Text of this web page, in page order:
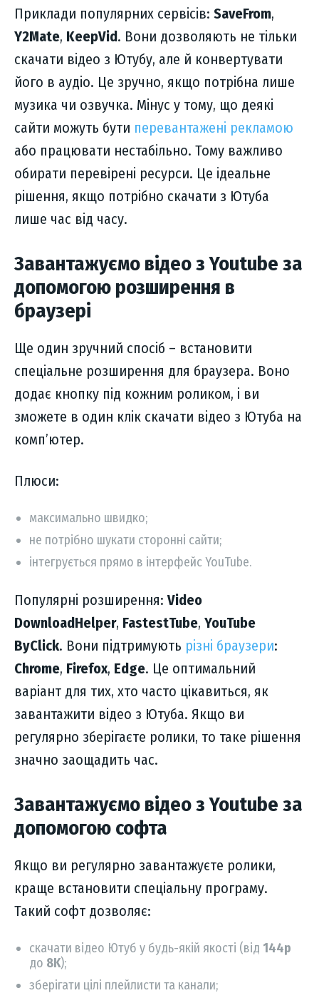
Приклади популярних сервісів: SaveFrom,
Y2Mate, KeepVid. Вони дозволяють не тільки
скачати відео з Ютубу, але й конвертувати
його в аудіо. Це зручно, якщо потрібна лише
музика чи озвучка. Мінус у тому, що деякі
сайти можуть бути перевантажені рекламою
або працювати нестабільно. Тому важливо
обирати перевірені ресурси. Це ідеальне
рішення, якщо потрібно скачати з Ютуба
лише час від часу.
Завантажуємо відео з Youtube за
допомогою розширення в
браузері
Ще один зручний спосіб – встановити
спеціальне розширення для браузера. Воно
додає кнопку під кожним роликом, і ви
зможете в один клік скачати відео з Ютуба на
комп’ютер.
Плюси:
максимально швидко;
не потрібно шукати сторонні сайти;
інтегрується прямо в інтерфейс YouTube.
Популярні розширення: Video
DownloadHelper, FastestTube, YouTube
ByClick. Вони підтримують різні браузери:
Chrome, Firefox, Edge. Це оптимальний
варіант для тих, хто часто цікавиться, як
завантажити відео з Ютуба. Якщо ви
регулярно зберігаєте ролики, то таке рішення
значно заощадить час.
Завантажуємо відео з Youtube за
допомогою софта
Якщо ви регулярно завантажуєте ролики,
краще встановити спеціальну програму.
Такий софт дозволяє:
скачати відео Ютуб у будь-якій якості (від 144p
до 8K);
зберігати цілі плейлисти та канали;